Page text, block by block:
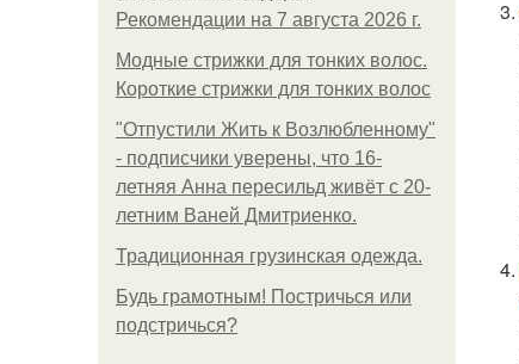
Рекомендации на 7 августа 2026 г.
Модные стрижки для тонких волос.
Короткие стрижки для тонких волос
"Отпустили Жить к Возлюбленному"
- подписчики уверены, что 16-
летняя Анна пересильд живёт с 20-
летним Ваней Дмитриенко.
Традиционная грузинская одежда.
Будь грамотным! Постричься или
подстричься?